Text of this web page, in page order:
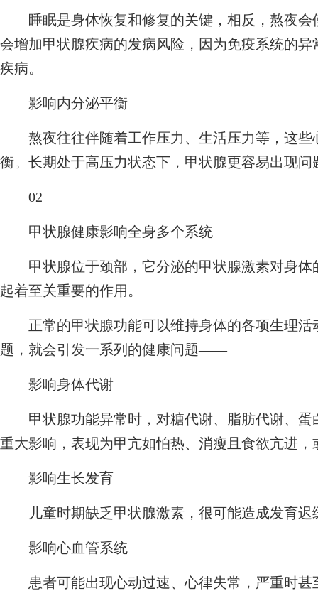
睡眠是身体恢复和修复的关键，相反，熬夜会
会增加甲状腺疾病的发病风险，因为免疫系统的
疾病。
影响内分泌平衡
熬夜往往伴随着工作压力、生活压力等，这些
衡。长期处于高压力状态下，甲状腺更容易出现问
02
甲状腺健康影响全身多个系统
甲状腺位于颈部，它分泌的甲状腺激素对身体
起着至关重要的作用。
正常的甲状腺功能可以维持身体的各项生理活
题，就会引发一系列的健康问题——
影响身体代谢
甲状腺功能异常时，对糖代谢、脂肪代谢、蛋
重大影响，表现为甲亢如怕热、消瘦且食欲亢进
影响生长发育
儿童时期缺乏甲状腺激素，很可能造成发育迟
影响心血管系统
患者可能出现心动过速、心律失常，严重时甚